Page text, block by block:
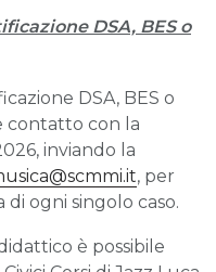
DSA, BES o
DSA, BES o
contatto con la
inviando la
, per
ogni singolo caso.
è possibile